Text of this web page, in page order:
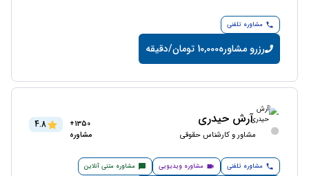
مشاوره تلفنی
رزرو مشاوره10,000 تومان/دقیقه
آرش حیدری
مشاور و کارشناس حقوقی
1350+
مشاوره
4.8
مشاوره تلفنی مشاوره ویدیویی مشاوره متنی آنلاین